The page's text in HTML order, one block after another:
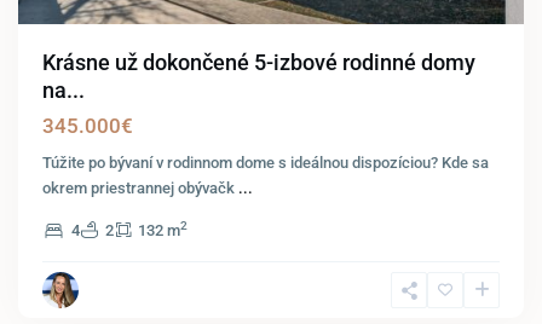
Krásne už dokončené 5-izbové rodinné domy
na...
345.000€
Túžite po bývaní v rodinnom dome s ideálnou dispozíciou? Kde sa
okrem priestrannej obývačk ...
4 2 132 m2